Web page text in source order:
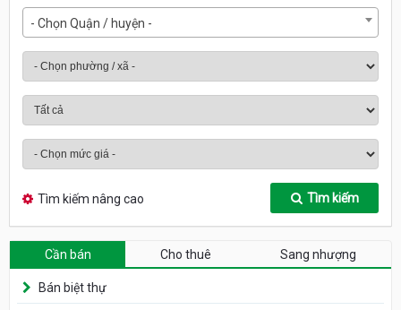
- Chọn Quận / huyện -
Tìm kiếm nâng cao Tìm kiếm
Cần bán Cho thuê Sang nhượng
Bán biệt thự